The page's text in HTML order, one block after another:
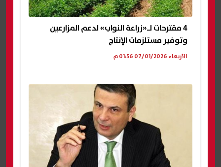
4 مقترحات لـ«زراعة النواب» لدعم المزارعين
وتوفير مستلزمات الإنتاج
الأربعاء 07/01/2026 01:56 م